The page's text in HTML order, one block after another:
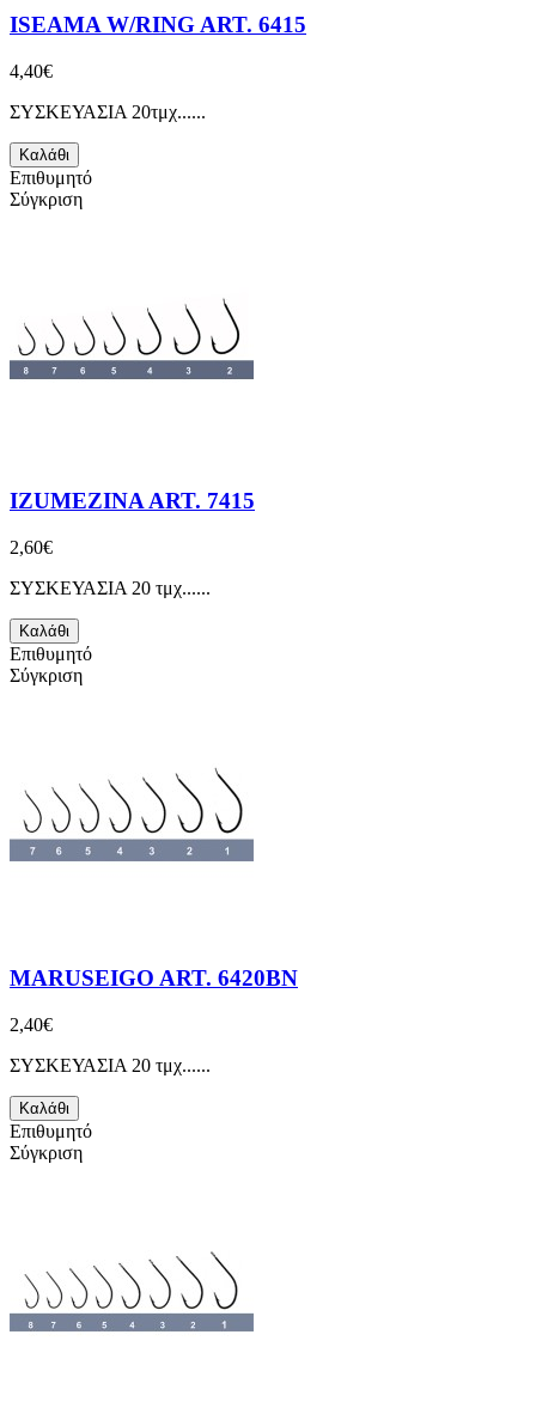
ISEAMA W/RING ART. 6415
4,40€
ΣΥΣΚΕΥΑΣΙΑ 20τμχ......
Καλάθι
Επιθυμητό
Σύγκριση
IZUMEZINA ART. 7415
2,60€
ΣΥΣΚΕΥΑΣΙΑ 20 τμχ......
Καλάθι
Επιθυμητό
Σύγκριση
MARUSEIGO ART. 6420BN
2,40€
ΣΥΣΚΕΥΑΣΙΑ 20 τμχ......
Καλάθι
Επιθυμητό
Σύγκριση